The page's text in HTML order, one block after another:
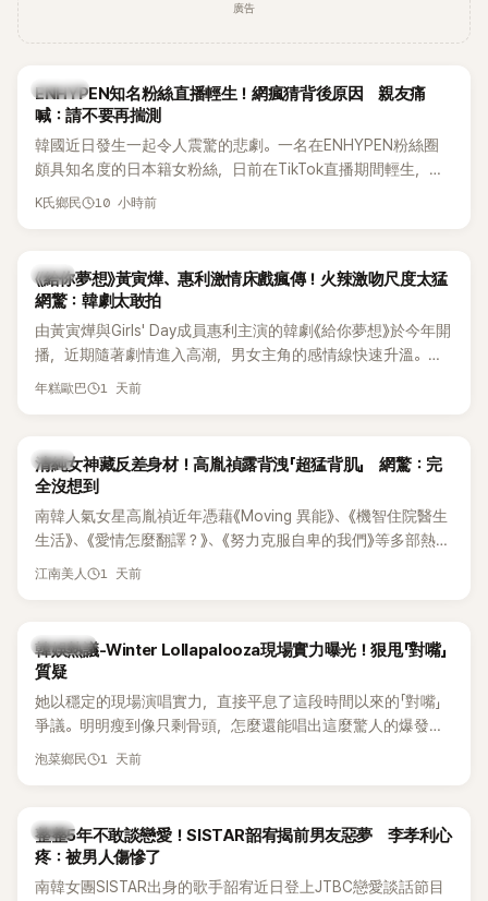
廣告
K-POP
ENHYPEN知名粉絲直播輕生！網瘋猜背後原因 親友痛
喊：請不要再揣測
韓國近日發生一起令人震驚的悲劇。一名在ENHYPEN粉絲圈
頗具知名度的日本籍女粉絲，日前在TikTok直播期間輕生，最
終不幸身亡，消息曝光後震驚韓網，也讓不少粉絲湧入社群平
K氏鄉民 10 小時前
韓劇
《給你夢想》黃寅燁、惠利激情床戲瘋傳！火辣激吻尺度太猛
網驚：韓劇太敢拍
由黃寅燁與Girls' Day成員惠利主演的韓劇《給你夢想》於今年開
播，近期隨著劇情進入高潮，男女主角的感情線快速升溫。最
新播出的第8集不僅上演火辣吻戲，更接連出現床戲橋段，讓
年糕歐巴 1 天前
韓星
清純女神藏反差身材！高胤禎露背洩「超猛背肌」 網驚：完
全沒想到
南韓人氣女星高胤禎近年憑藉《Moving 異能》、《機智住院醫生
生活》、《愛情怎麼翻譯？》、《努力克服自卑的我們》等多部熱門
作品，躍升為韓劇新一代女神代表，不僅演技備受肯定，精緻
細身材下的超狂背肌與肩膀線條，反差感十足，讓不少網友看
傻直呼：「原來她身材這麼猛！」
江南美人 1 天前
熱議討論
韓娛熱議-Winter Lollapalooza現場實力曝光！狠甩「對嘴」
質疑
她以穩定的現場演唱實力，直接平息了這段時間以來的「對嘴」
爭議。明明瘦到像只剩骨頭，怎麼還能唱出這麼驚人的爆發力
和音量？
泡菜鄉民 1 天前
韓星
整整5年不敢談戀愛！SISTAR韶宥揭前男友惡夢 李孝利心
疼：被男人傷慘了
南韓女團SISTAR出身的歌手韶宥近日登上JTBC戀愛談話節目